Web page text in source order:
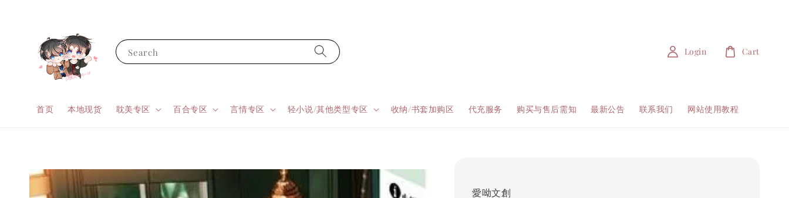
Search
首页 本地现货 耽美专区 百合专区 言情专区 轻小说/其他类型专区 收纳/书套加购区 代充服务 购买与售后需知 最新公告 联系我们 网站使用教程
Login Cart
愛呦文創